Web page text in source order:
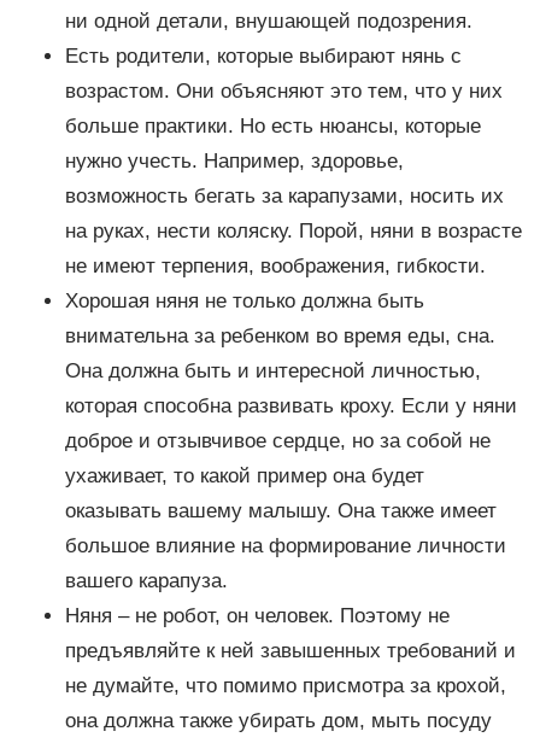
ни одной детали, внушающей подозрения.
Есть родители, которые выбирают нянь с
возрастом. Они объясняют это тем, что у них
больше практики. Но есть нюансы, которые
нужно учесть. Например, здоровье,
возможность бегать за карапузами, носить их
на руках, нести коляску. Порой, няни в возрасте
не имеют терпения, воображения, гибкости.
Хорошая няня не только должна быть
внимательна за ребенком во время еды, сна.
Она должна быть и интересной личностью,
которая способна развивать кроху. Если у няни
доброе и отзывчивое сердце, но за собой не
ухаживает, то какой пример она будет
оказывать вашему малышу. Она также имеет
большое влияние на формирование личности
вашего карапуза.
Няня – не робот, он человек. Поэтому не
предъявляйте к ней завышенных требований и
не думайте, что помимо присмотра за крохой,
она должна также убирать дом, мыть посуду